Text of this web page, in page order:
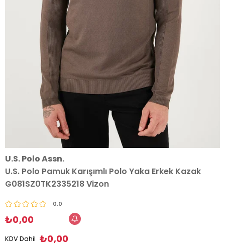
U.S. Polo Assn.
U.S. Polo Pamuk Karışımlı Polo Yaka Erkek Kazak
G081SZ0TK2335218 Vizon
0.0
₺0,00
KDV Dahil ₺0,00